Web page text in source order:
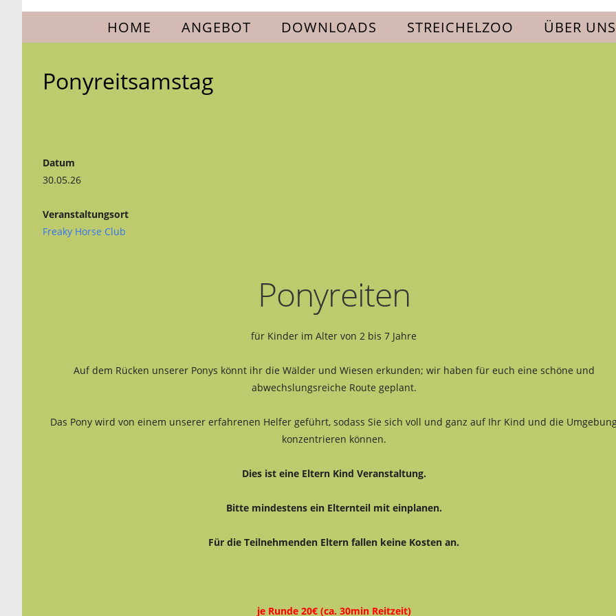
springen
HOME ANGEBOT DOWNLOADS STREICHELZOO ÜBER UNS
Ponyreitsamstag
Datum
30.05.26
Veranstaltungsort
Freaky Horse Club
Ponyreiten
für Kinder im Alter von 2 bis 7 Jahre
Auf dem Rücken unserer Ponys könnt ihr die Wälder und Wiesen erkunden; wir haben für euch eine schöne und
abwechslungsreiche Route geplant.
Das Pony wird von einem unserer erfahrenen Helfer geführt, sodass Sie sich voll und ganz auf Ihr Kind und die
konzentrieren können.
Dies ist eine Eltern Kind Veranstaltung.
Bitte mindestens ein Elternteil mit einplanen.
Für die Teilnehmenden Eltern fallen keine Kosten an.
je Runde 20€ (ca. 30min Reitzeit)